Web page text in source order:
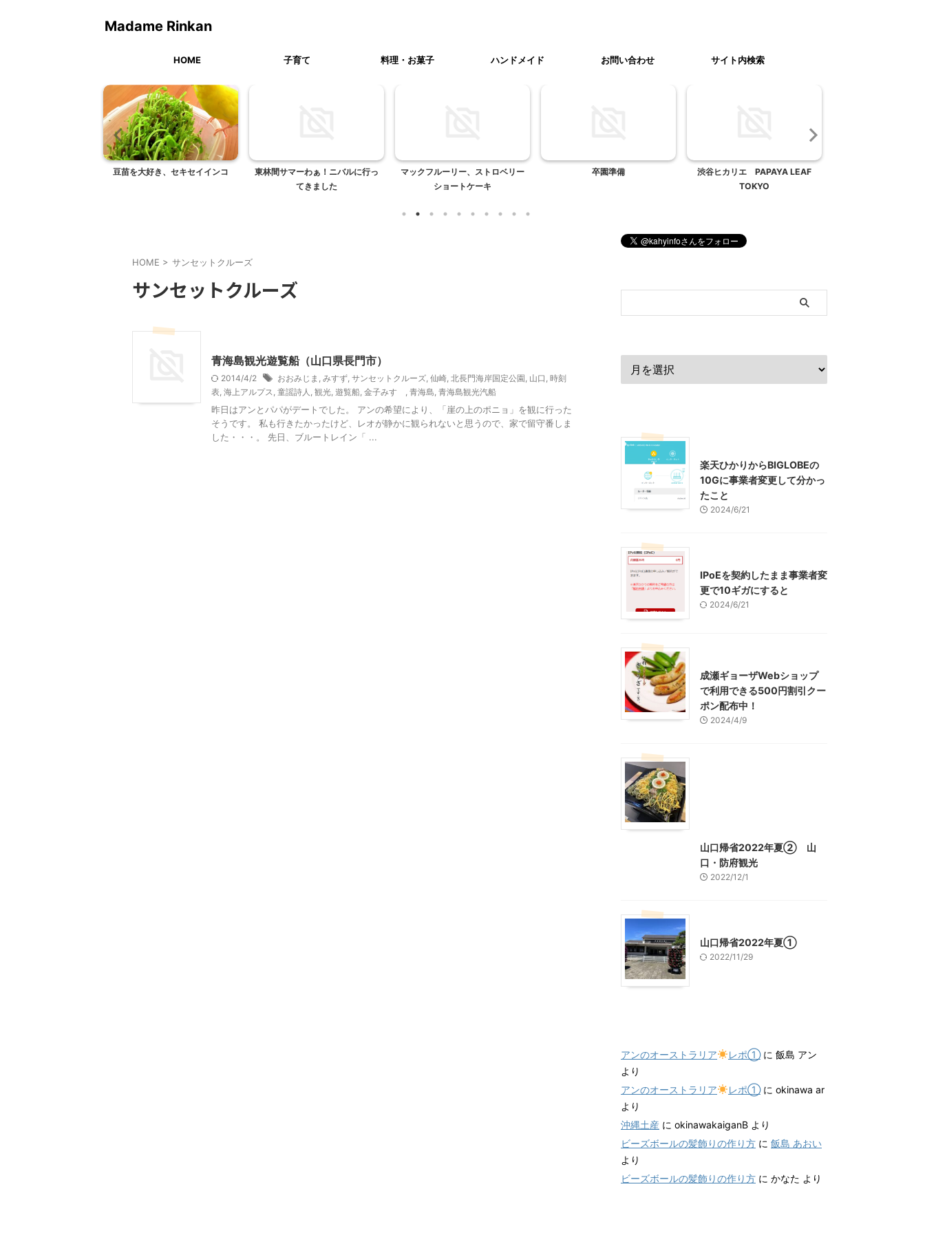
Madame Rinkan
HOME 子育て 料理・お菓子 ハンドメイド お問い合わせ サイト内検索
豆苗を大好き、セキセイインコ
東林間サマーわぁ！ニバルに行っ
てきました
マックフルーリー、ストロベリー
ショートケーキ
卒園準備
渋谷ヒカリエ PAPAYA LEAF
TOKYO
HOME > サンセットクルーズ
サンセットクルーズ
青海島観光遊覧船（山口県長門市）
2014/4/2 おおみじま みすず サンセットクルーズ 仙崎 北長門海岸国定公園 山口 時刻
表 海上アルプス 童謡詩人 観光 遊覧船 金子みすゞ 青海島 青海島観光汽船
昨日はアンとパパがデートでした。 アンの希望により、「崖の上のポニョ」を観に行った
そうです。 私も行きたかったけど、レオが静かに観られないと思うので、家で留守番しま
した・・・。 先日、ブルートレイン「 ...
楽天ひかりからBIGLOBEの
10Gに事業者変更して分かっ
たこと
2024/6/21
IPoEを契約したまま事業者変
更で10ギガにすると
2024/6/21
成瀬ギョーザWebショップ
で利用できる500円割引クー
ポン配布中！
2024/4/9
山口帰省2022年夏② 山
口・防府観光
2022/12/1
山口帰省2022年夏①
2022/11/29
アンのオーストラリア レポ①に 飯島 アン
より
アンのオーストラリア
レポ①に okinawa ar
より
沖縄土産 に okinawakaiganB より
ビーズボールの髪飾りの作り方 に 飯島 あおい
より
ビーズボールの髪飾りの作り方 に かなた より